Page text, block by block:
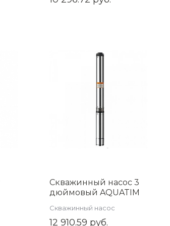
Скважинный насос 3
дюймовый AQUATIM
Скважинный насос
12 910.59 руб.